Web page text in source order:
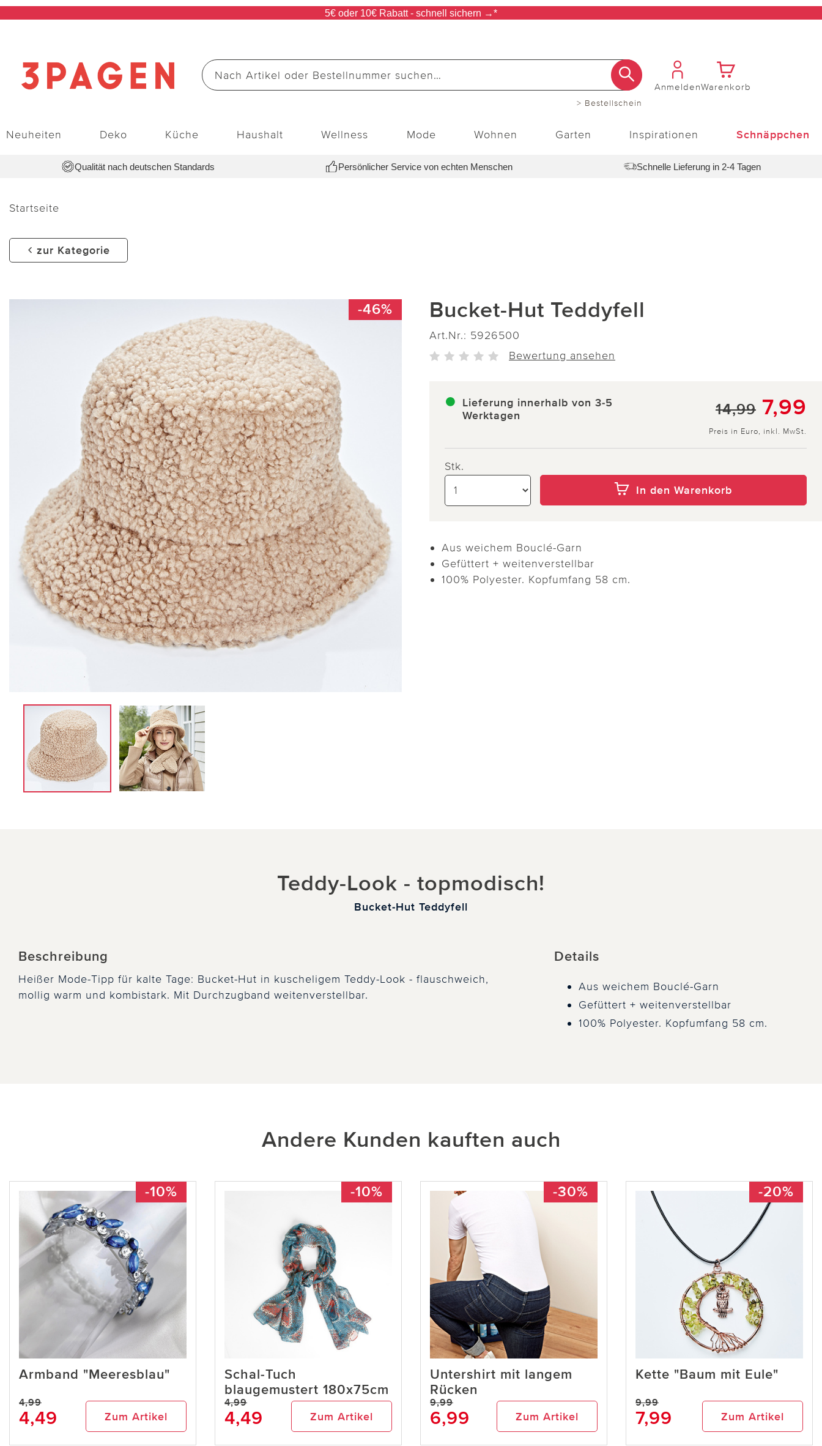
5€ oder 10€ Rabatt - schnell sichern →*
> Bestellschein
AnmeldenWarenkorb
Neuheiten Deko Küche Haushalt Wellness Mode Wohnen Garten Inspirationen Schnäppchen
Qualität nach deutschen Standards Persönlicher Service von echten Menschen Schnelle Lieferung in 2-4 Tagen
Startseite
zur Kategorie
-46% Bucket-Hut Teddyfell
Art.Nr.: 5926500
Bewertung ansehen
Lieferung innerhalb von 3-5
Werktagen
14,99 7,99
Preis in Euro, inkl. MwSt.
Stk.
In den Warenkorb
Aus weichem Bouclé-Garn
Gefüttert + weitenverstellbar
100% Polyester. Kopfumfang 58 cm.
Teddy-Look - topmodisch!
Bucket-Hut Teddyfell
Beschreibung
Heißer Mode-Tipp für kalte Tage: Bucket-Hut in kuscheligem Teddy-Look - flauschweich,
mollig warm und kombistark. Mit Durchzugband weitenverstellbar.
Details
Aus weichem Bouclé-Garn
Gefüttert + weitenverstellbar
100% Polyester. Kopfumfang 58 cm.
Andere Kunden kauften auch
-10%
Armband "Meeresblau"
4,99
4,49 Zum Artikel
-10%
Schal-Tuch
blaugemustert 180x75cm
4,99
4,49 Zum Artikel
-30%
Untershirt mit langem
Rücken
9,99
6,99 Zum Artikel
-20%
Kette "Baum mit Eule"
9,99
7,99 Zum Artikel